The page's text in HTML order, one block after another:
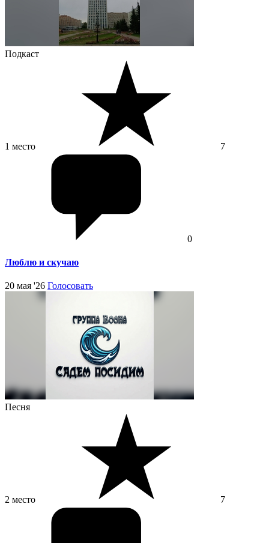
Подкаст
1 место 7
0
Люблю и скучаю
20 мая '26 Голосовать
Песня
2 место 7